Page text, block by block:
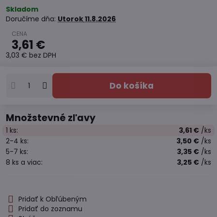
Skladom
Doručíme dňa: Utorok11.8.2026
3,61 €
3,03 € bez DPH
Do košíka
Množstevné zľavy
1 ks: 3,61 € /ks
2-4 ks: 3,50 € /ks
5-7 ks: 3,35 € /ks
8 ks a viac: 3,25 € /ks
Pridať k Obľúbeným
Pridať do zoznamu